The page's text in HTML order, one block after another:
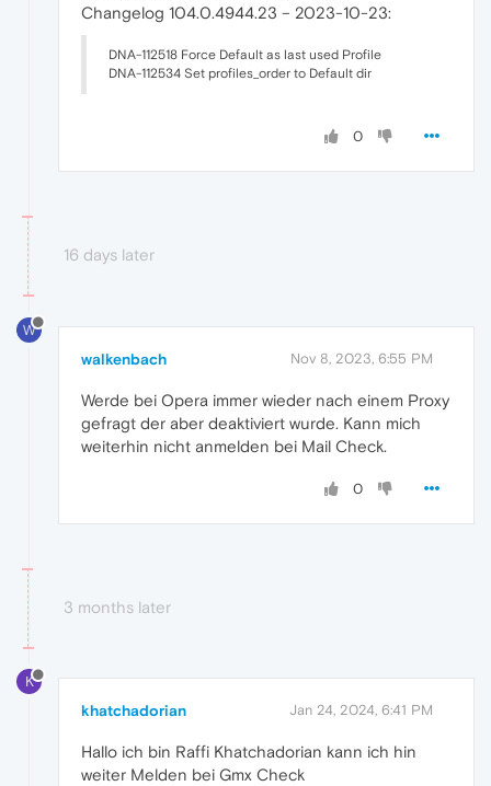
Changelog 104.0.4944.23 – 2023-10-23:
DNA-112518 Force Default as last used Profile
DNA-112534 Set profiles_order to Default dir
0
16 days later
W
walkenbach Nov 8, 2023, 6:55 PM
Werde bei Opera immer wieder nach einem Proxy
gefragt der aber deaktiviert wurde. Kann mich
weiterhin nicht anmelden bei Mail Check.
0
3 months later
K
khatchadorian Jan 24, 2024, 6:41 PM
Hallo ich bin Raffi Khatchadorian kann ich hin
weiter Melden bei Gmx Check